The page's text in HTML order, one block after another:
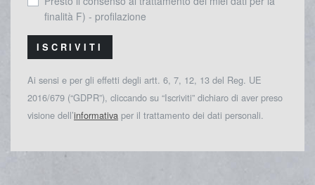
finalità F) - profilazione
ISCRIVITI
Ai sensi e per gli effetti degli artt. 6, 7, 12, 13 del Reg. UE
2016/679 (“GDPR”), cliccando su “Iscriviti” dichiaro di aver preso
visione dell’informativa per il trattamento dei dati personali.